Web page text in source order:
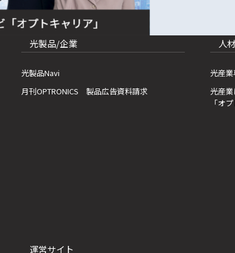
光製品/企業
光製品Navi
月刊OPTRONICS 製品広告資料請求
人
光産業
光産
「オ
運営サイト